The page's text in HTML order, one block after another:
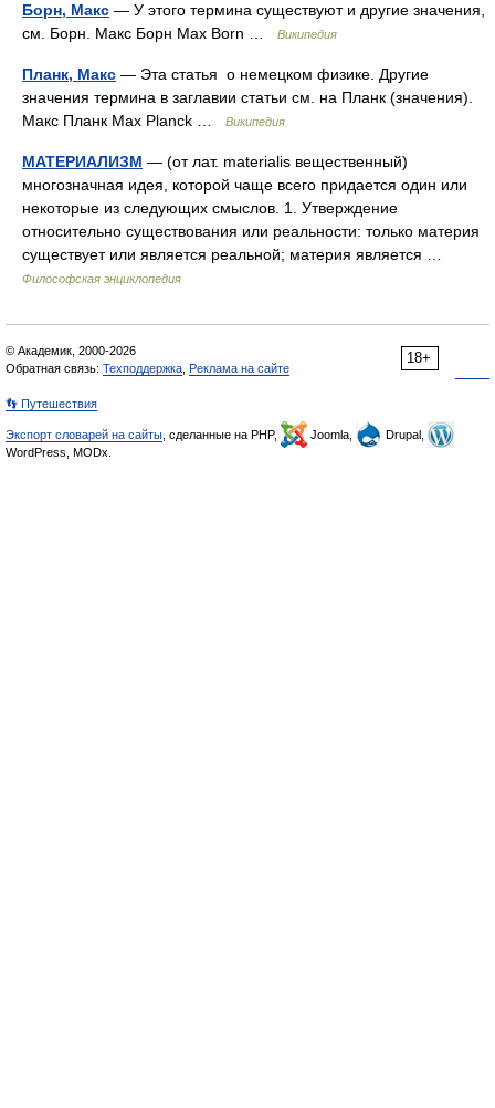
Борн, Макс — У этого термина существуют и другие значения,
см. Борн. Макс Борн Max Born …
Википедия
Планк, Макс — Эта статья о немецком физике. Другие
значения термина в заглавии статьи см. на Планк (значения).
Макс Планк Max Planck …
Википедия
МАТЕРИАЛИЗМ — (от лат. materialis вещественный)
многозначная идея, которой чаще всего придается один или
некоторые из следующих смыслов. 1. Утверждение
относительно существования или реальности: только материя
существует или является реальной; материя является …
Философская энциклопедия
18+
© Академик, 2000-2026
Обратная связь: Техподдержка Реклама на сайте
👣 Путешествия
Экспорт словарей на сайты , сделанные на PHP, Joomla,
Drupal,
WordPress, MODx.